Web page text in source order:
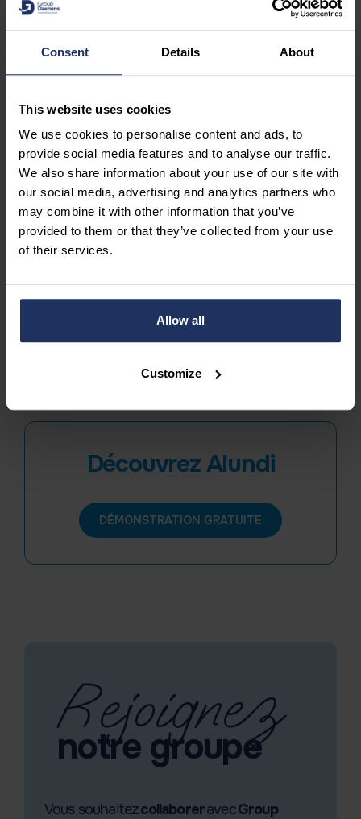
Consent Details About
This website uses cookies
We use cookies to personalise content and ads, to
provide social media features and to analyse our traffic.
We also share information about your use of our site with
our social media, advertising and analytics partners who
may combine it with other information that you’ve
provided to them or that they’ve collected from your use
of their services.
Allow all
Customize
l’engagement de vos collaborateurs, accélère
l’échange d’informations et simplifie les
procédures RH. C’est l’outil parfait pour les
équipes qui souhaitent collaborer rapidement,
En savoir plus sur Alundi
Découvrez Alundi
DÉMONSTRATION GRATUITE
Rejoignez
notre groupe
Vous souhaitezcollaboreravecGroup